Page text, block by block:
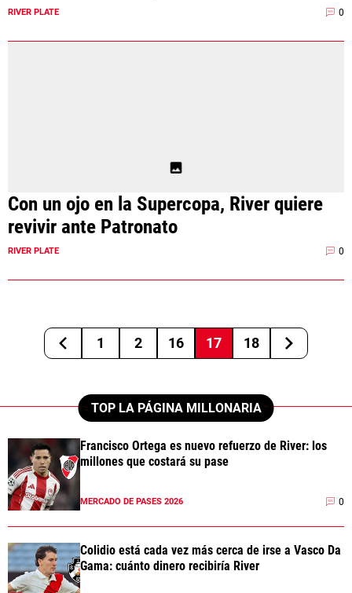
RIVER PLATE 0
Con un ojo en la Supercopa, River quiere
revivir ante Patronato
RIVER PLATE 0
1 2 16 17 18
TOP LA PÁGINA MILLONARIA
Francisco Ortega es nuevo refuerzo de River: los
millones que costará su pase
MERCADO DE PASES 2026 0
Colidio está cada vez más cerca de irse a Vasco Da
Gama: cuánto dinero recibiría River